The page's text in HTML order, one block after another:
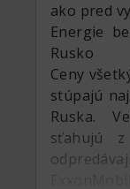
ako pred
Energie
Rusko
Ceny
stúpajú
Ruska.
sťahujú